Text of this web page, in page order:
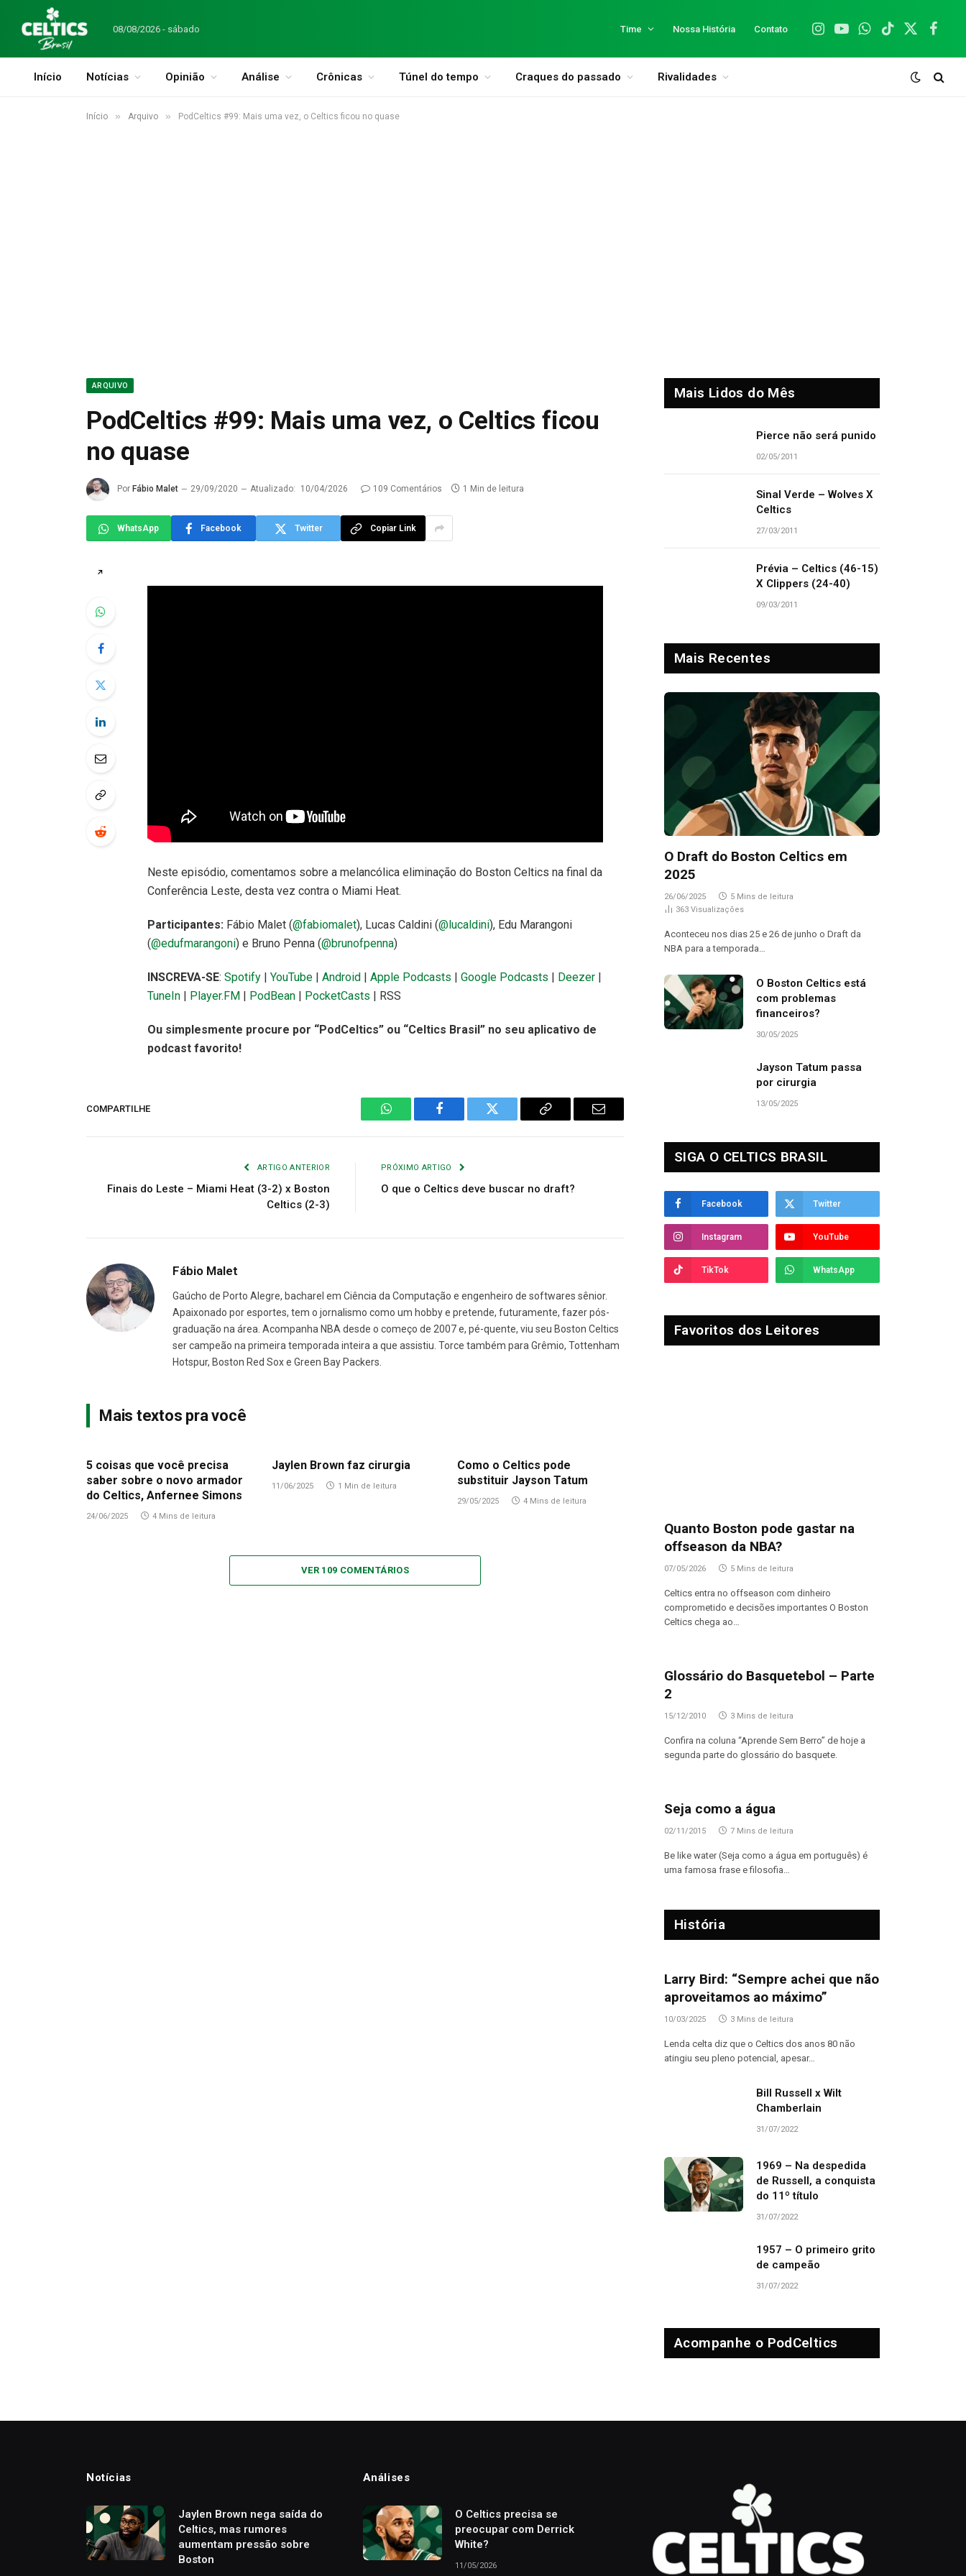
08/08/2026 - sábado Time Nossa História Contato
Instagram
YouTubeWhatsApp
TikTok
X
Início Notícias Opinião Análise Crônicas Túnel do tempo Craques do passado Rivalidades
Início » Arquivo » PodCeltics #99: Mais uma vez, o Celtics ficou no quase
ARQUIVO
PodCeltics #99: Mais uma vez, o Celtics ficou
no quase
Por Fábio Malet 29/09/2020 Atualizado: 10/04/2026 109 Comentários 1 Min de leitura
WhatsApp Facebook Twitter Copiar Link
↗
Neste episódio, comentamos sobre a melancólica eliminação do Boston Celtics na final da
Conferência Leste, desta vez contra o Miami Heat.
Participantes:Fábio Malet (@fabiomalet), Lucas Caldini (@lucaldini), Edu Marangoni
(@edufmarangoni) e Bruno Penna (@brunofpenna)
INSCREVA-SE: Spotify| YouTube| Android| Apple Podcasts | Google Podcasts | Deezer|
TuneIn| Player.FM| PodBean| PocketCasts | RSS
Ou simplesmente procure por “PodCeltics” ou “Celtics Brasil” no seu aplicativo de
podcast favorito!
COMPARTILHE
WhatsAppFacebook Twitter
Copiar
E-
ARTIGO ANTERIOR
Finais do Leste – Miami Heat (3-2) x Boston
Celtics (2-3)
PRÓXIMO ARTIGO
O que o Celtics deve buscar no draft?
Fábio Malet
Gaúcho de Porto Alegre, bacharel em Ciência da Computação e engenheiro de softwares sênior.
Apaixonado por esportes, tem o jornalismo como um hobby e pretende, futuramente, fazer pós-
graduação na área. Acompanha NBA desde o começo de 2007 e, pé-quente, viu seu Boston Celtics
ser campeão na primeira temporada inteira a que assistiu. Torce também para Grêmio, Tottenham
Hotspur, Boston Red Sox e Green Bay Packers.
Mais textos pra você
5 coisas que você precisa
saber sobre o novo armador
do Celtics, Anfernee Simons
24/06/2025 4 Mins de leitura
Jaylen Brown faz cirurgia
11/06/2025 1 Min de leitura
Como o Celtics pode
substituir Jayson Tatum
29/05/2025 4 Mins de leitura
VER 109 COMENTÁRIOS
Mais Lidos do Mês
Pierce não será punido
02/05/2011
Sinal Verde – Wolves X
Celtics
27/03/2011
Prévia – Celtics (46-15)
X Clippers (24-40)
09/03/2011
Mais Recentes
O Draft do Boston Celtics em
2025
26/06/2025
5 Mins de leitura
363 Visualizações
Aconteceu nos dias 25 e 26 de junho o Draft da
NBA para a temporada…
O Boston Celtics está
com problemas
financeiros?
30/05/2025
Jayson Tatum passa
por cirurgia
13/05/2025
SIGA O CELTICS BRASIL
Facebook Twitter
Instagram YouTube
TikTok WhatsApp
Favoritos dos Leitores
Quanto Boston pode gastar na
offseason da NBA?
07/05/2026 5 Mins de leitura
Celtics entra no offseason com dinheiro
comprometido e decisões importantes O Boston
Celtics chega ao…
Glossário do Basquetebol – Parte
2
15/12/2010 3 Mins de leitura
Confira na coluna “Aprende Sem Berro” de hoje a
segunda parte do glossário do basquete.
Seja como a água
02/11/2015 7 Mins de leitura
Be like water (Seja como a água em português) é
uma famosa frase e filosofia…
História
Larry Bird: “Sempre achei que não
aproveitamos ao máximo”
10/03/2025 3 Mins de leitura
Lenda celta diz que o Celtics dos anos 80 não
atingiu seu pleno potencial, apesar…
Bill Russell x Wilt
Chamberlain
31/07/2022
1969 – Na despedida
de Russell, a conquista
do 11º título
31/07/2022
1957 – O primeiro grito
de campeão
31/07/2022
Acompanhe o PodCeltics
Notícias
Jaylen Brown nega saída do
Celtics, mas rumores
aumentam pressão sobre
Boston
Análises
O Celtics precisa se
preocupar com Derrick
White?
11/05/2026